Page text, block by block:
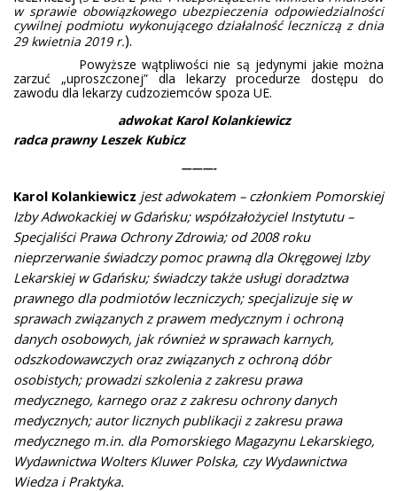
w sprawie obowiązkowego ubezpieczenia odpowiedzialności
cywilnej podmiotu wykonującego działalność leczniczą z dnia
29 kwietnia 2019 r.).
Powyższe wątpliwości nie są jedynymi jakie można
zarzuć „uproszczonej” dla lekarzy procedurze dostępu do
zawodu dla lekarzy cudzoziemców spoza UE.
adwokat Karol Kolankiewicz
radca prawny Leszek Kubicz
———-
Karol Kolankiewicz jest adwokatem – członkiem Pomorskiej
Izby Adwokackiej w Gdańsku; współzałożyciel Instytutu –
Specjaliści Prawa Ochrony Zdrowia; od 2008 roku
nieprzerwanie świadczy pomoc prawną dla Okręgowej Izby
Lekarskiej w Gdańsku; świadczy także usługi doradztwa
prawnego dla podmiotów leczniczych; specjalizuje się w
sprawach związanych z prawem medycznym i ochroną
danych osobowych, jak również w sprawach karnych,
odszkodowawczych oraz związanych z ochroną dóbr
osobistych; prowadzi szkolenia z zakresu prawa
medycznego, karnego oraz z zakresu ochrony danych
medycznych; autor licznych publikacji z zakresu prawa
medycznego m.in. dla Pomorskiego Magazynu Lekarskiego,
Wydawnictwa Wolters Kluwer Polska, czy Wydawnictwa
Wiedza i Praktyka.